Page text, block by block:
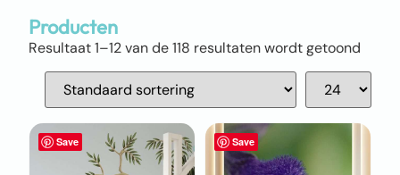
Producten
Resultaat 1–12 van de 118 resultaten wordt getoond
Save Save